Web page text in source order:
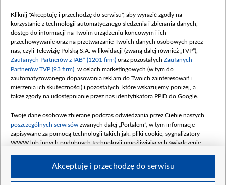
Procedura zgłoszeń wewnętrznych
Kliknij "Akceptuję i przechodzę do serwisu", aby wyrazić zgody na
korzystanie z technologii automatycznego śledzenia i zbierania danych,
dostęp do informacji na Twoim urządzeniu końcowym i ich
przechowywanie oraz na przetwarzanie Twoich danych osobowych przez
nas, czyli Telewizję Polską S.A. w likwidacji (zwaną dalej również „TVP”),
Zaufanych Partnerów z IAB* (1201 firm) oraz pozostałych Zaufanych
Partnerów TVP (93 firm) , w celach marketingowych (w tym do
zautomatyzowanego dopasowania reklam do Twoich zainteresowań i
mierzenia ich skuteczności) i pozostałych, które wskazujemy poniżej, a
także zgody na udostępnianie przez nas identyfikatora PPID do Google.
Twoje dane osobowe zbierane podczas odwiedzania przez Ciebie naszych
poszczególnych serwisów zwanych dalej „Portalem”, w tym informacje
zapisywane za pomocą technologii takich jak: pliki cookie, sygnalizatory
WWW lub innych podobnych technologii umożliwiających świadczenie
Akceptuję i przechodzę do serwisu